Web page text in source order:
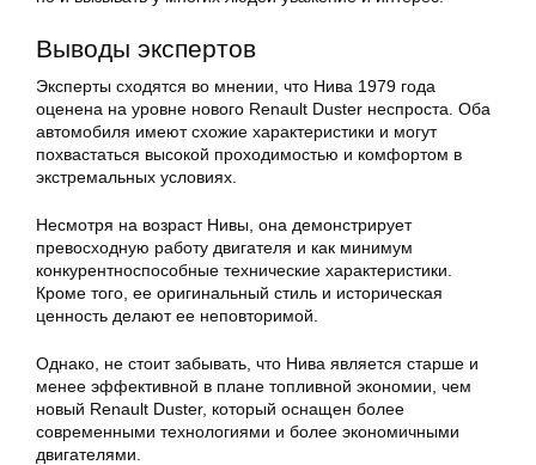
Выводы экспертов
Эксперты сходятся во мнении, что Нива 1979 года
оценена на уровне нового Renault Duster неспроста. Оба
автомобиля имеют схожие характеристики и могут
похвастаться высокой проходимостью и комфортом в
экстремальных условиях.
Несмотря на возраст Нивы, она демонстрирует
превосходную работу двигателя и как минимум
конкурентноспособные технические характеристики.
Кроме того, ее оригинальный стиль и историческая
ценность делают ее неповторимой.
Однако, не стоит забывать, что Нива является старше и
менее эффективной в плане топливной экономии, чем
новый Renault Duster, который оснащен более
современными технологиями и более экономичными
двигателями.